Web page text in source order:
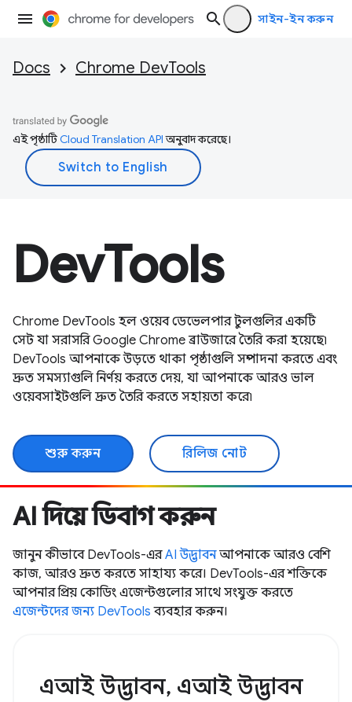
সাইন-ইন করুন
Docs Chrome DevTools
এই পৃষ্ঠাটিCloud Translation APIঅনুবাদ করেছে।
DevTools
Chrome DevTools হল ওয়েব ডেভেলপার টুলগুলির একটি
সেট যা সরাসরি Google Chrome ব্রাউজারে তৈরি করা হয়েছে৷
DevTools আপনাকে উড়তে থাকা পৃষ্ঠাগুলি সম্পাদনা করতে এবং
দ্রুত সমস্যাগুলি নির্ণয় করতে দেয়, যা আপনাকে আরও ভাল
ওয়েবসাইটগুলি দ্রুত তৈরি করতে সহায়তা করে৷
শুরু করুন রিলিজ নোট
AI দিয়ে ডিবাগ করুন
জানুন কীভাবে DevTools-এরAI উদ্ভাবনআপনাকে আরও বেশি
কাজ, আরও দ্রুত করতে সাহায্য করে। DevTools-এর শক্তিকে
আপনার প্রিয় কোডিং এজেন্টগুলোর সাথে সংযুক্ত করতে
এজেন্টদের জন্য DevTools ব্যবহার করুন।
এআই উদ্ভাবন, এআই উদ্ভাবন